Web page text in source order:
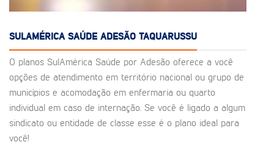
SULAMÉRICA SAÚDE ADESÃO TAQUARUSSU
O planos SulAmérica Saúde por Adesão oferece a você
opções de atendimento em território nacional ou grupo de
municípios e acomodação em enfermaria ou quarto
individual em caso de internação. Se você é ligado a algum
sindicato ou entidade de classe esse é o plano ideal para
você!